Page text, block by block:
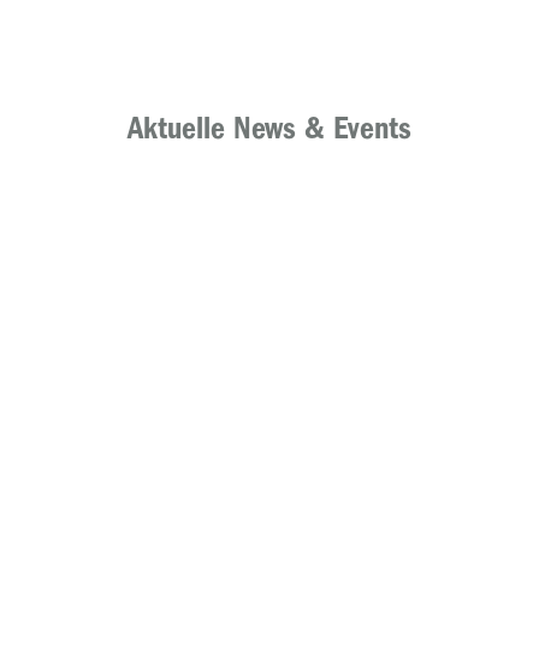
Aktuelle News & Events